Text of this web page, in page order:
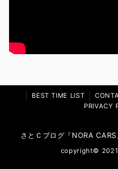
BEST TIME LIST
PRIVACY
さとＣブログ『NORA
copyright©